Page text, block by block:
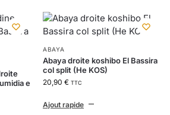
e
ABAYA
Abaya droite koshibo El Bassira
col split (He KOS)
20,90 € TTC
Ajout rapide